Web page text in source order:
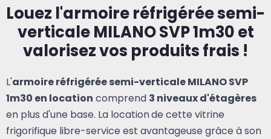
Louez l'armoire réfrigérée semi-
verticale MILANO SVP 1m30 et
valorisez vos produits frais !
L'armoire réfrigérée semi-verticale MILANO SVP
1m30 en location comprend 3 niveaux d'étagères
en plus d'une base. La locationde cette vitrine
frigorifique libre-service est avantageuse grâce à son